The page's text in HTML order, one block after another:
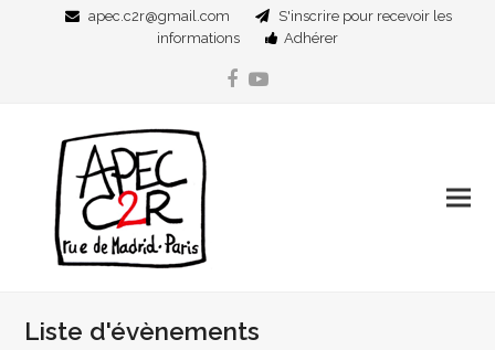
apec.c2r@gmail.com
S'inscrire pour recevoir les
informations
Adhérer
Facebook
YouTube
Liste d'évènements